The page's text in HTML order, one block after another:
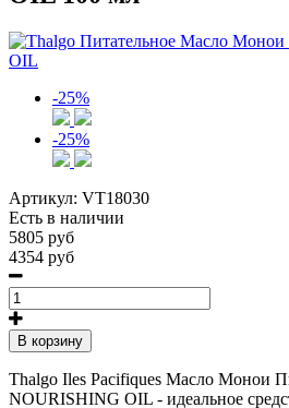
-25%
-25%
Артикул: VT18030
Есть в наличии
5805 руб
4354 руб
В корзину
Thalgo Iles Pacifiques Масло Монои
NOURISHING OIL - идеальное